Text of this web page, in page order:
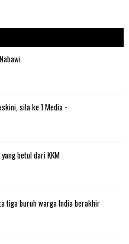
sila ke 1 Media -
betul dari KKM
tiga buruh warga India berakhir